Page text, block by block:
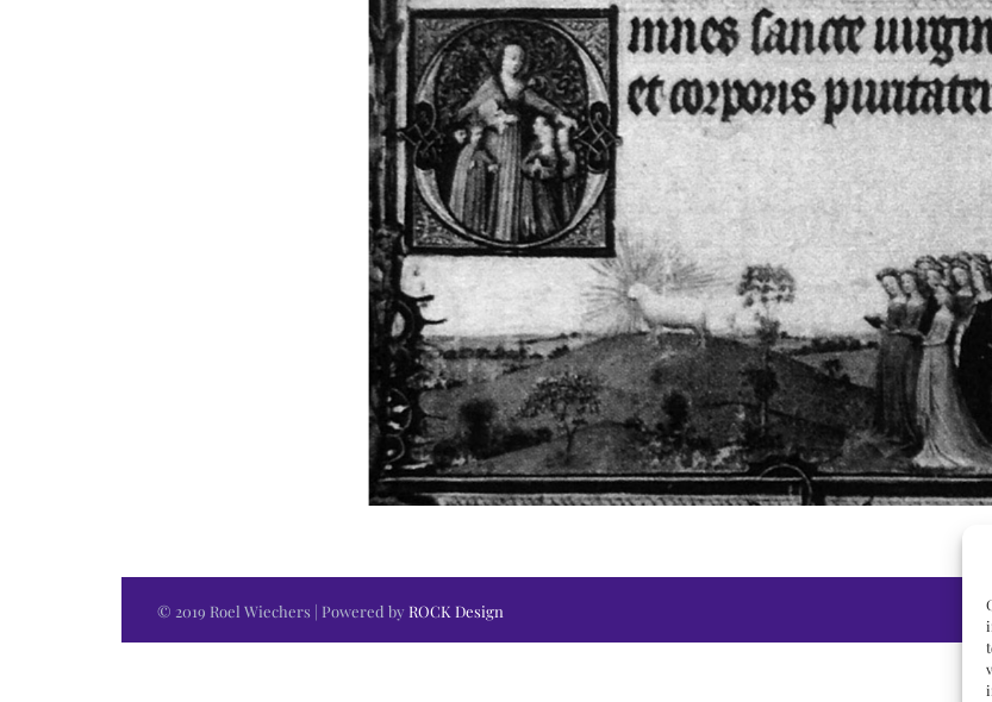
© 2019 Roel Wiechers | Powered by ROCK Design